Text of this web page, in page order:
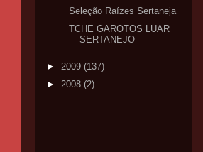
Seleção Raízes Sertaneja
TCHE GAROTOS LUAR
SERTANEJO
► 2009 (137)
► 2008 (2)